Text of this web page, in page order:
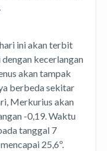
ini akan terbit
kecerlangan
akan tampak
berbeda sekitar
Merkurius akan
-0,19. Waktu
tanggal 7
25,6º.